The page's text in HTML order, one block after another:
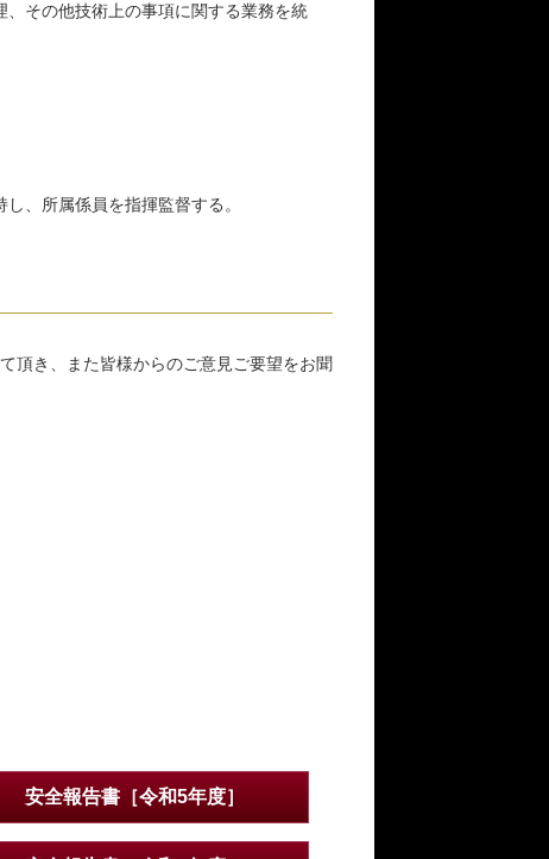
その他技術上の事項に関する業務を統
、所属係員を指揮監督する。
頂き、また皆様からのご意見ご要望をお聞
安全報告書［令和5年度］